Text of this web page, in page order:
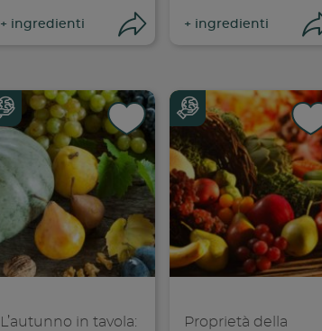
+ ingredienti Condividi
Condividi
Copia
+ ingredienti
L’autunno in tavola:
Proprietà della